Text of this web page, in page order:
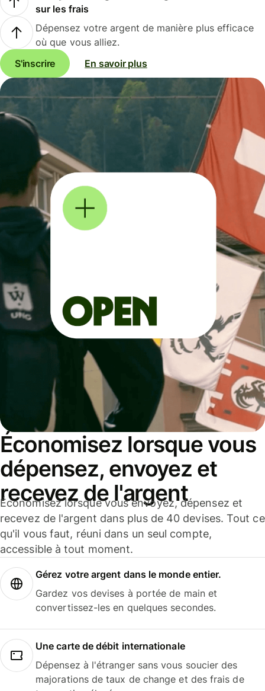
sur les frais
Dépensez votre argent de manière plus efficace
où que vous alliez.
S'inscrire
En savoir plus
Économisez lorsque vous
dépensez, envoyez et
recevez de l'argent
Économisez lorsque vous envoyez, dépensez et
recevez de l'argent dans plus de 40 devises. Tout ce
qu'il vous faut, réuni dans un seul compte,
accessible à tout moment.
Gérez votre argent dans le monde entier.
Gardez vos devises à portée de main et
convertissez-les en quelques secondes.
Une carte de débit internationale
Dépensez à l'étranger sans vous soucier des
majorations de taux de change et des frais de